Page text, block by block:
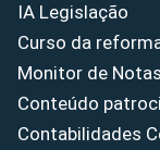
IA Legislação
Curso da
Monitor de
Conteúdo
Contabilidades